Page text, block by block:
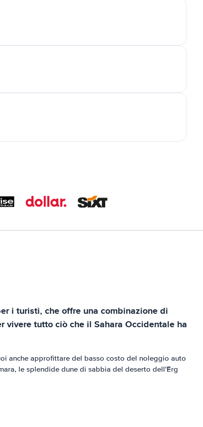
i turisti, che offre una combinazione di
tutto ciò che il Sahara Occidentale ha
anche approfittare del basso costo del noleggio auto
le splendide dune di sabbia del deserto dell'Erg